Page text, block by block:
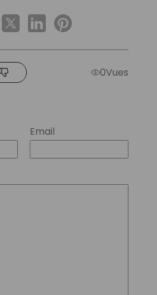
0Vues
Email